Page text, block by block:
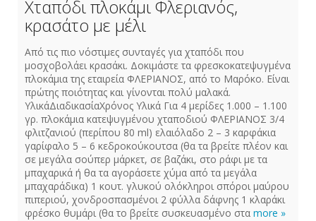
Χταπόδι πλοκάμι Φλεριανός,
κρασάτο με μέλι
Από τις πιο νόστιμες συνταγές για χταπόδι που
μοσχοβολάει κρασάκι. Δοκιμάστε τα φρεσκοκατεψυγμένα
πλοκάμια της εταιρεία ΦΛΕΡΙΑΝΟΣ, από το Μαρόκο. Είναι
πρώτης ποιότητας και γίνονται πολύ μαλακά.
ΥλικάΔιαδικασίαΧρόνος Υλικά Για 4 μερίδες 1.000 – 1.100
γρ. πλοκάμια κατεψυγμένου χταποδιού ΦΛΕΡΙΑΝΟΣ 3/4
φλιτζανιού (περίπου 80 ml) ελαιόλαδο 2 – 3 καρφάκια
γαρίφαλο 5 – 6 κεδροκούκουτσα (θα τα βρείτε πλέον και
σε μεγάλα σούπερ μάρκετ, σε βαζάκι, στο ράφι με τα
μπαχαρικά ή θα τα αγοράσετε χύμα από τα μεγάλα
μπαχαράδικα) 1 κουτ. γλυκού ολόκληροι σπόροι μαύρου
πιπεριού, χονδροσπασμένοι 2 φύλλα δάφνης 1 κλαράκι
φρέσκο θυμάρι (θα το βρείτε συσκευασμένο στα more »